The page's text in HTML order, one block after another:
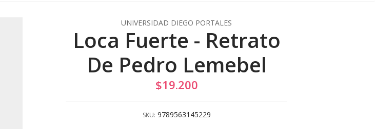
UNIVERSIDAD DIEGO PORTALES
Loca Fuerte - Retrato
De Pedro Lemebel
$19.200
SKU: 9789563145229